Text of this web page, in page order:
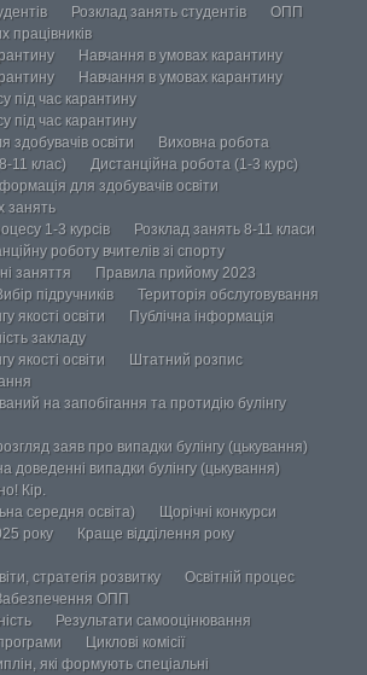
Розклад занять студентів
ОПП
працівників
Навчання в умовах карантину
Навчання в умовах карантину
під час карантину
під час карантину
здобувачів освіти
Виховна робота
11 клас)
Дистанційна робота (1-3 курс)
для здобувачів освіти
занять
1-3 курсів
Розклад занять 8-11 класи
роботу вчителів зі спорту
заняття
Правила прийому 2023
підручників
Територія обслуговування
якості освіти
Публічна інформація
закладу
якості освіти
Штатний розпис
на запобігання та протидію булінгу
заяв про випадки булінгу (цькування)
доведенні випадки булінгу (цькування)
Кір.
середня освіта)
Щорічні конкурси
року
Краще відділення року
стратегія розвитку
Освітній процес
ОПП
Результати самооцінювання
Циклові комісії
які формують спеціальні